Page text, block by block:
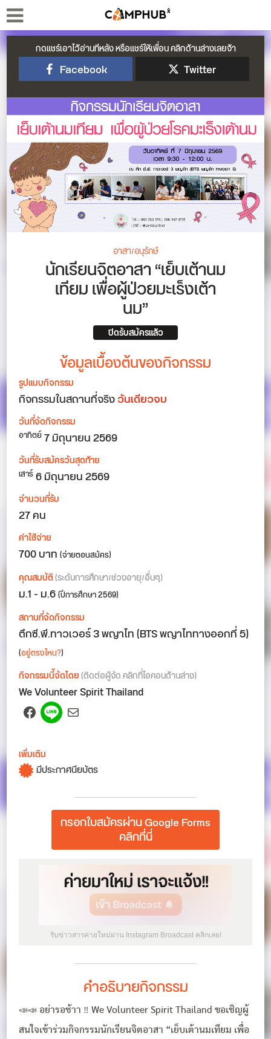
กดแชร์เอาไว้อ่านทีหลัง หรือแชร์ให้เพื่อน คลิกด้านล่างเลยจ้า
Facebook Twitter
อาสา/อนุรักษ์
นักเรียนจิตอาสา “เย็บเต้านม
เทียม เพื่อผู้ป่วยมะเร็งเต้า
นม”
ปิดรับสมัครแล้ว
ข้อมูลเบื้องต้นของกิจกรรม
รูปแบบกิจกรรม
กิจกรรมในสถานที่จริงวันเดียวจบ
วันที่จัดกิจกรรม
อาทิตย์7มิถุนายน 2569
วันที่รับสมัครวันสุดท้าย
เสาร์6 มิถุนายน 2569
จำนวนที่รับ
27 คน
ค่าใช้จ่าย
700 บาท(จ่ายตอนสมัคร)
คุณสมบัติ(ระดับการศึกษา/ช่วงอายุ/อื่นๆ)
ม.1 - ม.6(ปีการศึกษา 2569)
สถานที่จัดกิจกรรม
ตึกซี.พี.ทาวเวอร์ 3 พญาไท (BTS พญาไททางออกที่ 5)
(อยู่ตรงไหน?)
กิจกรรมนี้จัดโดย(ติดต่อผู้จัด คลิกที่ไอคอนด้านล่าง)
We Volunteer Spirit Thailand
Facebook
Spotify
Mail
เพิ่มเติม
มีประกาศนียบัตร
กรอกใบสมัครผ่าน Google Forms
คลิกที่นี่
รับข่าวสารค่ายใหม่ผ่าน Instagram Broadcast คลิกเลย!
คำอธิบายกิจกรรม
📣📣 อย่ารอช้าา ‼ We Volunteer Spirit Thailand ขอเชิญผู้
สนใจเข้าร่วมกิจกรรมนักเรียนจิตอาสา “เย็บเต้านมเทียม เพื่อ